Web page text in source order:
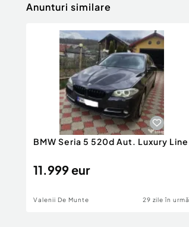
Anunturi similare
BMW Seria 5 520d Aut. Luxury Line
11.999 eur
Valenii De Munte 29 zile în urmă